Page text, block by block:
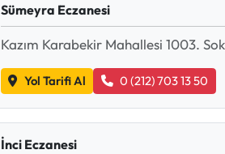
Sümeyra Eczanesi
Kazım Karabekir Mahallesi 1003.
Yol Tarifi Al 0 (212) 703 13 50
İnci Eczanesi